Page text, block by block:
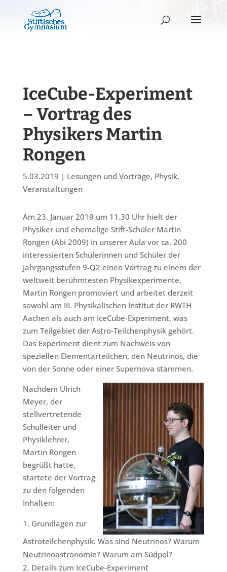
IceCube-Experiment
– Vortrag des
Physikers Martin
Rongen
5.03.2019 | Lesungen und Vorträge, Physik,
Veranstaltungen
Am 23. Januar 2019 um 11.30 Uhr hielt der
Physiker und ehemalige Stift-Schüler Martin
Rongen (Abi 2009) in unserer Aula vor ca. 200
interessierten Schülerinnen und Schüler der
Jahrgangsstufen 9-Q2 einen Vortrag zu einem der
weltweit berühmtesten Physikexperimente.
Martin Rongen promoviert und arbeitet derzeit
sowohl am III. Physikalischen Institut der RWTH
Aachen als auch am IceCube-Experiment, was
zum Teilgebiet der Astro-Teilchenphysik gehört.
Das Experiment dient zum Nachweis von
speziellen Elementarteilchen, den Neutrinos, die
von der Sonne oder einer Supernova stammen.
Nachdem Ulrich
Meyer, der
stellvertretende
Schulleiter und
Physiklehrer,
Martin Rongen
begrüßt hatte,
startete der Vortrag
zu den folgenden
Inhalten:
Grundlagen zur
Astroteilchenphysik: Was sind Neutrinos? Warum
Neutrinoastronomie? Warum am Südpol?
Details zum IceCube-Experiment